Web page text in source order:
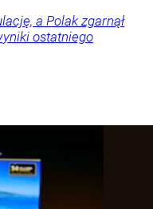
a Polak zgarnął
ostatniego